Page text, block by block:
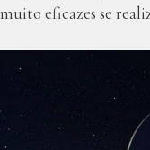
muito eficazes se